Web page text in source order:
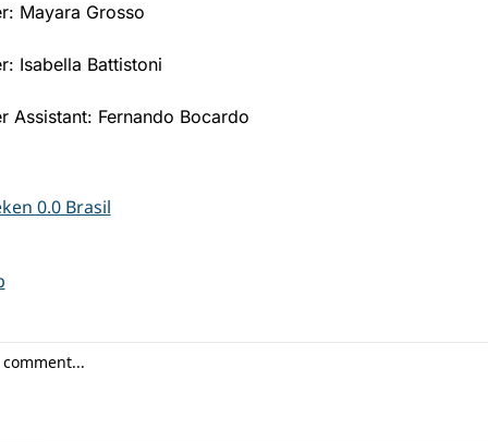
Mayara Grosso
Isabella Battistoni
Assistant: Fernando Bocardo
0.0 Brasil